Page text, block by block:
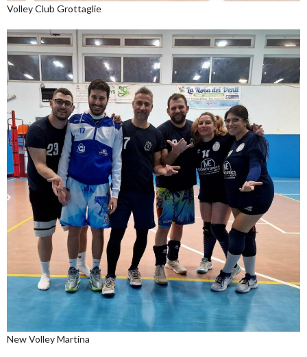
Volley Club Grottaglie
New Volley Martina